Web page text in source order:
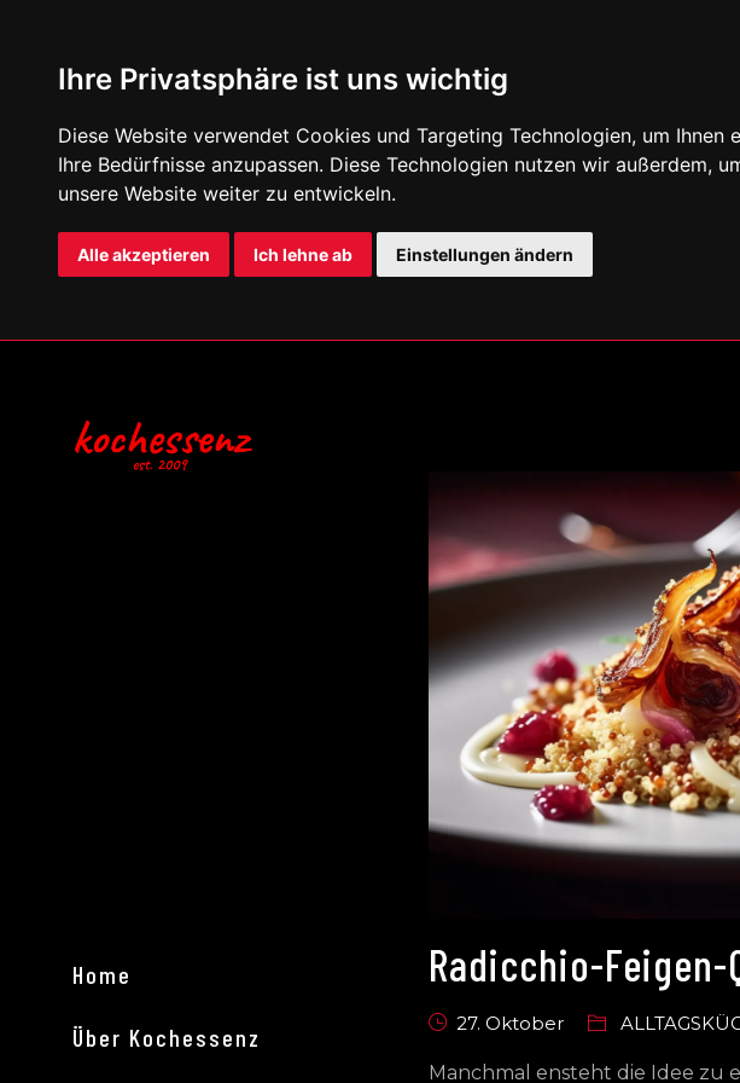
Ihre Privatsphäre ist uns wichtig
Diese Website verwendet Cookies und Targeting Technologien, um
Ihre Bedürfnisse anzupassen. Diese Technologien nutzen wir außerdem,
unsere Website weiter zu entwickeln.
Alle akzeptieren Ich lehne ab Einstellungen ändern
Home
Über Kochessenz
Radicchio-Feigen-
27. Oktober
Manchmal ensteht die Idee zu